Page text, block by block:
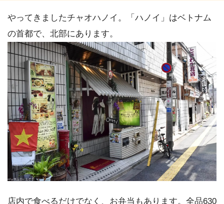
やってきましたチャオハノイ。「ハノイ」はベトナム
の首都で、北部にあります。
店内で食べるだけでなく、お弁当もあります。全品630